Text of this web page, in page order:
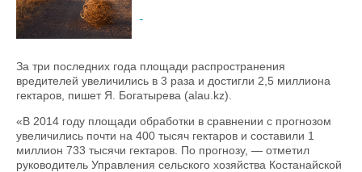
За три последних года площади распространения
вредителей увеличились в 3 раза и достигли 2,5 миллиона
гектаров, пишет Я. Богатырева (alau.kz).
«В 2014 году площади обработки в сравнении с прогнозом
увеличились почти на 400 тысяч гектаров и составили 1
миллион 733 тысячи гектаров. По прогнозу, — отметил
руководитель Управления сельского хозяйства Костанайской